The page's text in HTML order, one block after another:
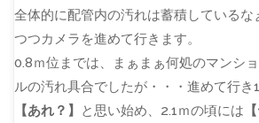
全体的に配管内の汚れは蓄積しているな
つつカメラを進めて行きます。
0.8ｍ位までは、まぁまぁ何処のマンシ
ルの汚れ具合でしたが・・・進めて行き
【あれ？】 と思い始め、2.1ｍの頃には